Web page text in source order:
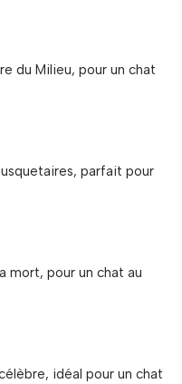
du Milieu, pour un chat
parfait pour
mort, pour un chat au
idéal pour un chat